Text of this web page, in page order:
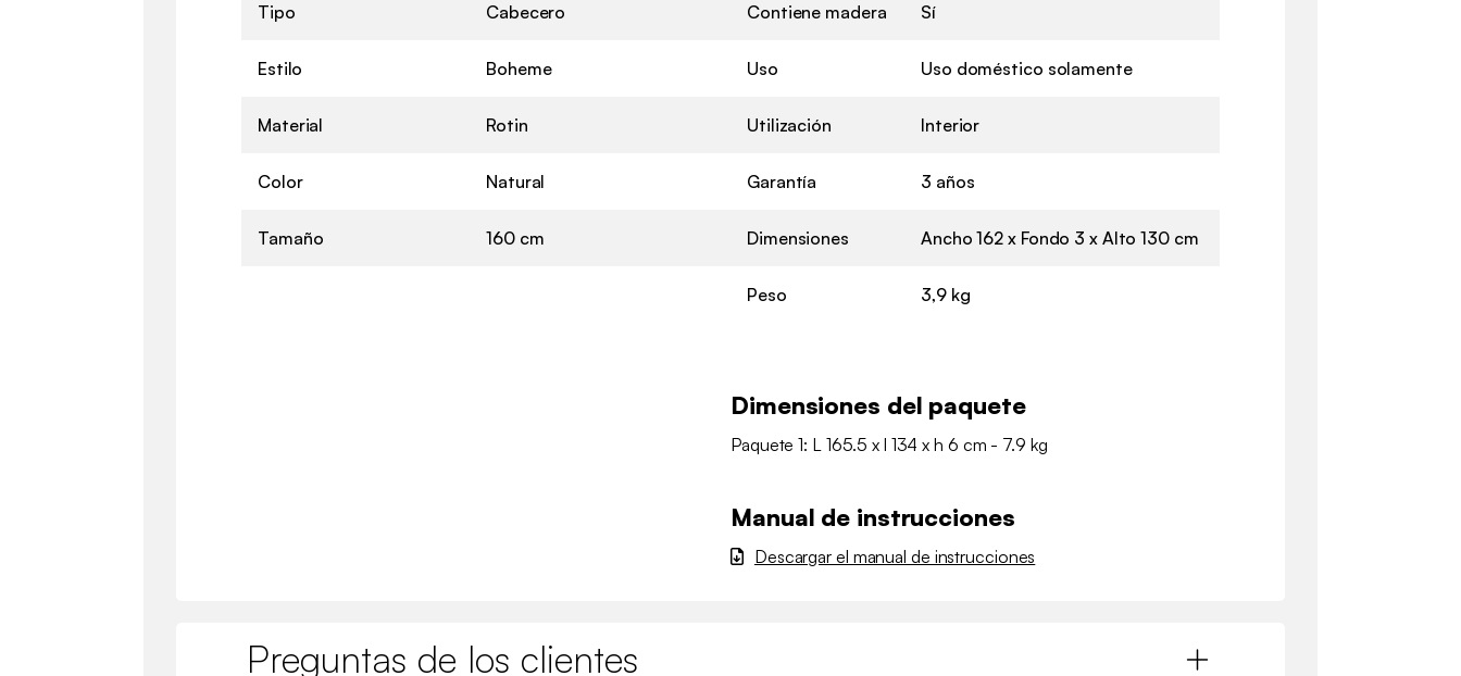
Tipo Cabecero
Estilo Boheme
Material Rotin
Color Natural
Tamaño 160 cm
Contiene madera Sí
Uso Uso doméstico solamente
Utilización Interior
Garantía 3 años
Dimensiones Ancho 162 x Fondo 3 x Alto 130 cm
Peso 3,9 kg
Dimensiones del paquete
Paquete 1: L 165.5 x l 134 x h 6 cm - 7.9 kg
Manual de instrucciones
Descargar el manual de instrucciones
Preguntas de los clientes